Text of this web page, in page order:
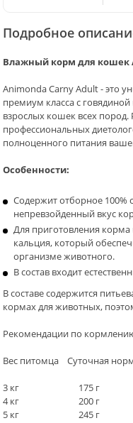
Подробное
Влажный корм для кошек
Animonda Carny Adult - это
премиум класса с
взрослых кошек всех
профессиональных
полноценного питания
Особенности:
Содержит отборное 100%
непревзойденный вкус
Для приготовления корма
кальция, который
организме животного.
В состав входит
В составе содержится
кормах для животных,
Рекомендации по
Вес питомца Суточная
3 кг 175 г
4 кг 200 г
5 кг 245 г